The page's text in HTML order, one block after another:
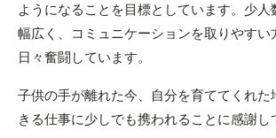
ようになることを目標としています。少人
幅広く、コミュニケーションを取りやすい
日々奮闘しています。
子供の手が離れた今、自分を育ててくれた
きる仕事に少しでも携われることに感謝し